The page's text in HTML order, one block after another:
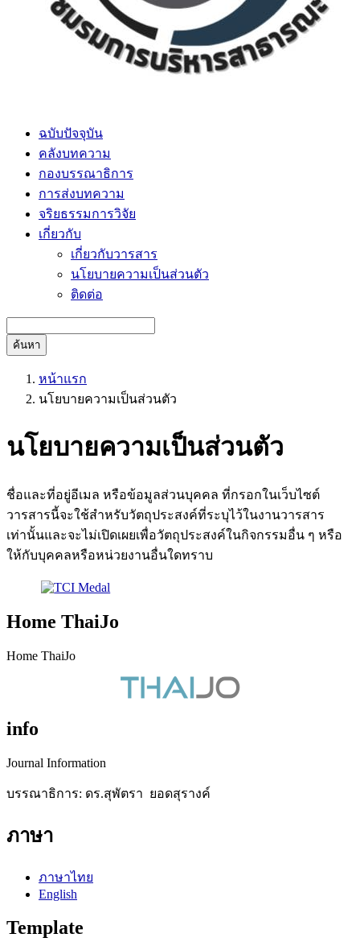
ฉบับปัจจุบัน
คลังบทความ
กองบรรณาธิการ
การส่งบทความ
จริยธรรมการวิจัย
เกี่ยวกับ
เกี่ยวกับวารสาร
นโยบายความเป็นส่วนตัว
ติดต่อ
ค้นหา
หน้าแรก
นโยบายความเป็นส่วนตัว
นโยบายความเป็นส่วนตัว
ชื่อและที่อยู่อีเมล หรือข้อมูลส่วนบุคคล ที่กรอกในเว็บไซต์
วารสารนี้จะใช้สำหรับวัตถุประสงค์ที่ระบุไว้ในงานวารสาร
เท่านั้นและจะไม่เปิดเผยเพื่อวัตถุประสงค์ในกิจกรรมอื่น ๆ หรือ
ให้กับบุคคลหรือหน่วยงานอื่นใดทราบ
Home ThaiJo
Home ThaiJo
info
Journal Information
บรรณาธิการ: ดร.สุพัตรา ยอดสุรางค์
ภาษา
ภาษาไทย
English
Template